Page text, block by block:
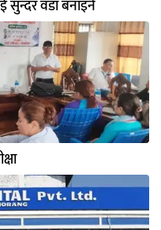
सुन्दर वडा बनाइने